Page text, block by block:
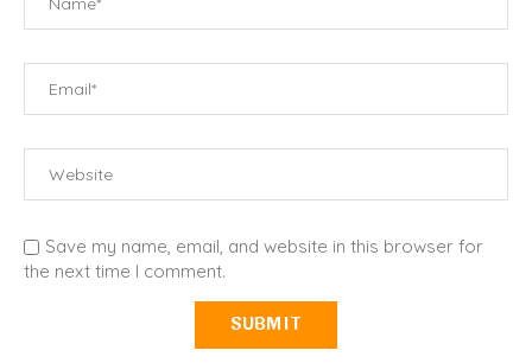
Save my name, email, and website in this browser for
the next time I comment.